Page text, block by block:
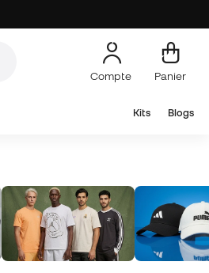
Compte Panier
Kits Blogs